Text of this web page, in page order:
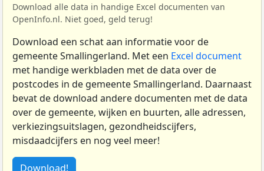
Download alle data in handige Excel documenten van
OpenInfo.nl. Niet goed, geld terug!
Download een schat aan informatie voor de
gemeente Smallingerland. Met een Excel document
met handige werkbladen met de data over de
postcodes in de gemeente Smallingerland. Daarnaast
bevat de download andere documenten met de data
over de gemeente, wijken en buurten, alle adressen,
verkiezingsuitslagen, gezondheidscijfers,
misdaadcijfers en nog veel meer!
Download!